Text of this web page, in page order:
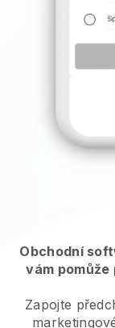
Obchodní
vám
Zapojte